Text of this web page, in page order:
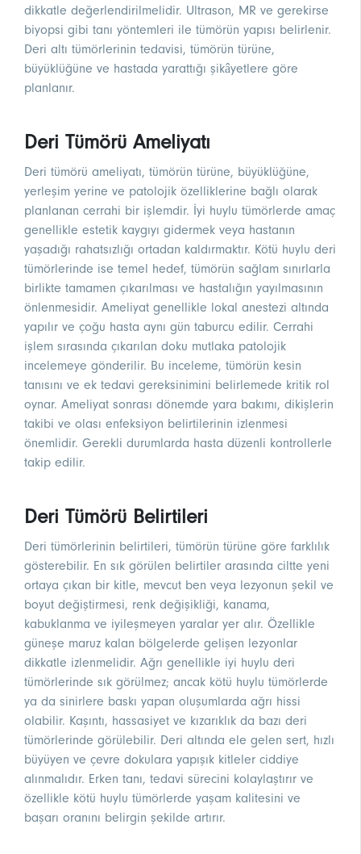
dikkatle değerlendirilmelidir. Ultrason, MR ve gerekirse
biyopsi gibi tanı yöntemleri ile tümörün yapısı belirlenir.
Deri altı tümörlerinin tedavisi, tümörün türüne,
büyüklüğüne ve hastada yarattığı şikâyetlere göre
planlanır.
Deri Tümörü Ameliyatı
Deri tümörü ameliyatı, tümörün türüne, büyüklüğüne,
yerleşim yerine ve patolojik özelliklerine bağlı olarak
planlanan cerrahi bir işlemdir. İyi huylu tümörlerde amaç
genellikle estetik kaygıyı gidermek veya hastanın
yaşadığı rahatsızlığı ortadan kaldırmaktır. Kötü huylu deri
tümörlerinde ise temel hedef, tümörün sağlam sınırlarla
birlikte tamamen çıkarılması ve hastalığın yayılmasının
önlenmesidir. Ameliyat genellikle lokal anestezi altında
yapılır ve çoğu hasta aynı gün taburcu edilir. Cerrahi
işlem sırasında çıkarılan doku mutlaka patolojik
incelemeye gönderilir. Bu inceleme, tümörün kesin
tanısını ve ek tedavi gereksinimini belirlemede kritik rol
oynar. Ameliyat sonrası dönemde yara bakımı, dikişlerin
takibi ve olası enfeksiyon belirtilerinin izlenmesi
önemlidir. Gerekli durumlarda hasta düzenli kontrollerle
takip edilir.
Deri Tümörü Belirtileri
Deri tümörlerinin belirtileri, tümörün türüne göre farklılık
gösterebilir. En sık görülen belirtiler arasında ciltte yeni
ortaya çıkan bir kitle, mevcut ben veya lezyonun şekil ve
boyut değiştirmesi, renk değişikliği, kanama,
kabuklanma ve iyileşmeyen yaralar yer alır. Özellikle
güneşe maruz kalan bölgelerde gelişen lezyonlar
dikkatle izlenmelidir. Ağrı genellikle iyi huylu deri
tümörlerinde sık görülmez; ancak kötü huylu tümörlerde
ya da sinirlere baskı yapan oluşumlarda ağrı hissi
olabilir. Kaşıntı, hassasiyet ve kızarıklık da bazı deri
tümörlerinde görülebilir. Deri altında ele gelen sert, hızlı
büyüyen ve çevre dokulara yapışık kitleler ciddiye
alınmalıdır. Erken tanı, tedavi sürecini kolaylaştırır ve
özellikle kötü huylu tümörlerde yaşam kalitesini ve
başarı oranını belirgin şekilde artırır.